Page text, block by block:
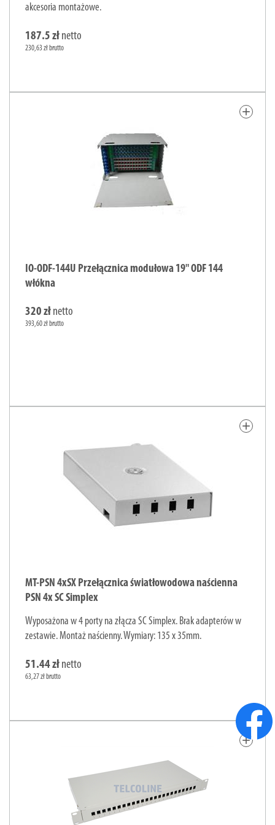
akcesoria montażowe.
187.5 zł netto
230,63 zł brutto
add
IO-ODF-144U Przełącznica modułowa 19" ODF 144
włókna
320 zł netto
393,60 zł brutto
add
MT-PSN 4xSX Przełącznica światłowodowa naścienna
PSN 4x SC Simplex
Wyposażona w 4 porty na złącza SC Simplex. Brak adapterów w
zestawie. Montaż naścienny. Wymiary: 135 x 35mm.
51.44 zł netto
63,27 zł brutto
add